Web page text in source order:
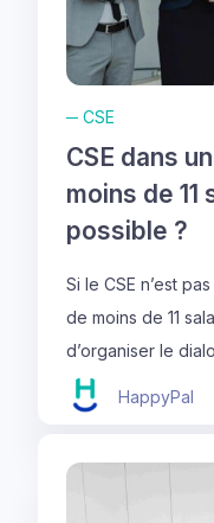
─ CSE
CSE dans
moins de
possible ?
Si le CSE n’est
de moins de 11
d’organiser le
HappyPal